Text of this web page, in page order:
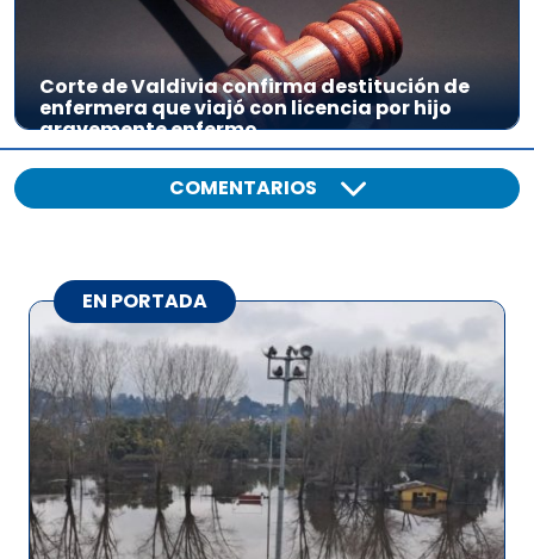
Corte de Valdivia confirma destitución de
enfermera que viajó con licencia por hijo
gravemente enfermo
COMENTARIOS
EN PORTADA